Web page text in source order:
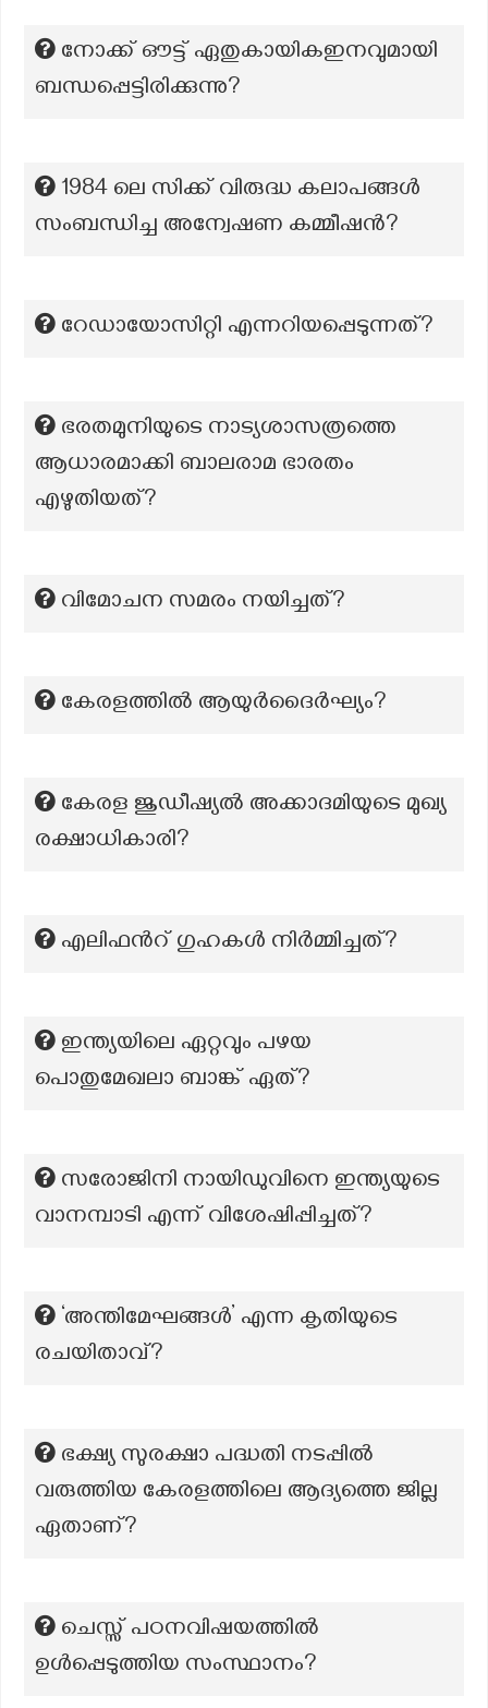
നോക്ക് ഔട്ട് ഏതുകായികഇനവുമായി
ബന്ധപ്പെട്ടിരിക്കുന്നു?
1984 ലെ സിക്ക് വിരുദ്ധ കലാപങ്ങൾ
സംബന്ധിച്ച അന്വേഷണ കമ്മീഷന്‍?
റേഡായോസിറ്റി എന്നറിയപ്പെടുന്നത്?
ഭരതമുനിയുടെ നാട്യശാസത്രത്തെ
ആധാരമാക്കി ബാലരാമ ഭാരതം
എഴുതിയത്?
വിമോചന സമരം നയിച്ചത്?
കേരളത്തിൽ ആയുർദൈർഘ്യം?
കേരള ജുഡീഷ്യല്‍ അക്കാദമിയുടെ മുഖ്യ
രക്ഷാധികാരി?
എലിഫൻറ് ഗുഹകൾ നിർമ്മിച്ചത്?
ഇന്ത്യയിലെ ഏറ്റവും പഴയ
പൊതുമേഖലാ ബാങ്ക് ഏത്?
സരോജിനി നായിഡുവിനെ ഇന്ത്യയുടെ
വാനമ്പാടി എന്ന് വിശേഷിപ്പിച്ചത്?
‘അന്തിമേഘങ്ങൾ’ എന്ന കൃതിയുടെ
രചയിതാവ്?
ഭക്ഷ്യ സുരക്ഷാ പദ്ധതി നടപ്പിൽ
വരുത്തിയ കേരളത്തിലെ ആദ്യത്തെ ജില്ല
ഏതാണ്?
ചെസ്സ് പഠനവിഷയത്തിൽ
ഉൾപ്പെടുത്തിയ സംസ്ഥാനം?